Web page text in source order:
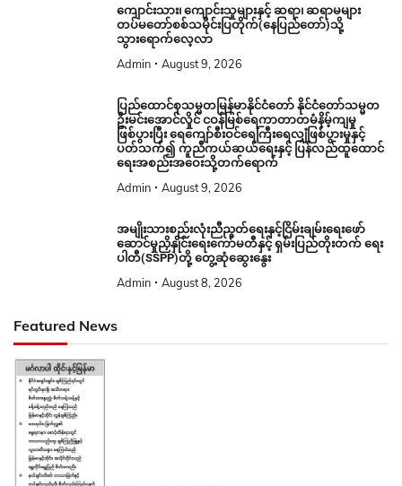
ကျောင်းသား၊ ကျောင်းသူများနှင့် ဆရာ၊ ဆရာမများ
တပ်မတော်စစ်သမိုင်းပြတိုက်(နေပြည်တော်)သို့
သွားရောက်လေ့လာ
Admin August 9, 2026
ပြည်ထောင်စုသမ္မတမြန်မာနိုင်ငံတော် နိုင်ငံတော်သမ္မတ
ဦးမင်းအောင်လှိုင် ငဝန်မြစ်ရေကာတာတမံနိမ့်ကျမှု
ဖြစ်ပွားပြီး ရေကျော်စီးဝင်ရေကြီးရေလျှံဖြစ်ပွားမှုနှင့်
ပတ်သက်၍ ကူညီကယ်ဆယ်ရေးနှင့် ပြန်လည်ထူထောင်
ရေးအစည်းအဝေးသို့တက်ရောက်
Admin August 9, 2026
အမျိုးသားစည်းလုံးညီညွတ်ရေးနှင့်ငြိမ်းချမ်းရေးဖော်
ဆောင်မှုညှိနှိုင်းရေးကော်မတီနှင့် ရှမ်းပြည်တိုးတက် ရေး
ပါတီ(SSPP)တို့ တွေ့ဆုံဆွေးနွေး
Admin August 8, 2026
Featured News